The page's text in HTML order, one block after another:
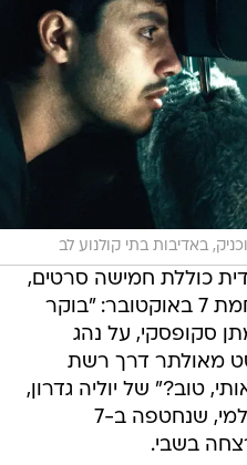
באדיבות בתי קולנוע לב
כוללת חמישה סרטים,
מהם שניים שעוסקים במלחמת 7 באוקטובר: "בוקר
סקופסקי, על נהג
מאולתר דרך רשת
טוב?" של יוליה גדרון,
על משפחתה של עדן ירושלמי, שנחטפה ב-7
בשבי.